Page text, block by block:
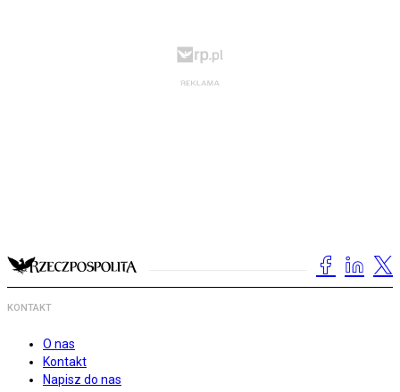
KONTAKT
O nas
Kontakt
Napisz do nas